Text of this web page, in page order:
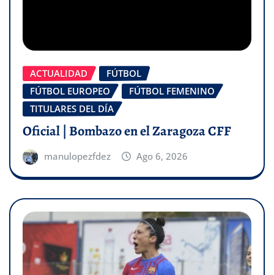
ACTUALIDAD
FÚTBOL
FÚTBOL EUROPEO
FÚTBOL FEMENINO
TITULARES DEL DÍA
Oficial | Bombazo en el Zaragoza CFF
manulopezfdez Ago 6, 2026